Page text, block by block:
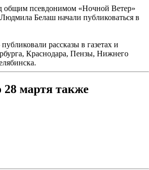
общим псевдонимом «Ночной Ветер»
Белаш начали публиковаться в
рассказы в газетах и
Краснодара, Пензы, Нижнего
мартя также